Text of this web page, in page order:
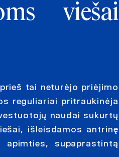
viešai
tai neturėjo priėjimo
reguliariai pritraukinėja
naudai sukurtų
išleisdamos antrinę
supaprastintą